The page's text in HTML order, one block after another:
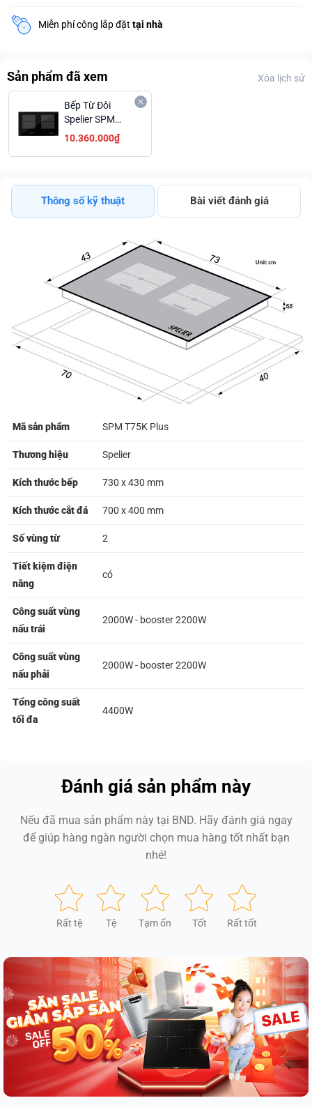
Miễn phí công lắp đặt tại nhà
Sản phẩm đã xem Xóa lịch sử
Bếp Từ Đôi
Spelier SPM
T75K Plus Công
Nghệ Dual Core
Góp 0%
10.360.000₫
Thông số kỹ thuật Bài viết đánh giá
Mã sản phẩm SPM T75K Plus
Thương hiệu Spelier
Kích thước bếp 730 x 430 mm
Kích thước cắt đá 700 x 400 mm
Số vùng từ 2
Tiết kiệm điện
năng
có
Công suất vùng
nấu trái
2000W - booster 2200W
Công suất vùng
nấu phải
2000W - booster 2200W
Tổng công suất
tối đa
4400W
Đánh giá sản phẩm này
Nếu đã mua sản phẩm này tại BND. Hãy đánh giá ngay
để giúp hàng ngàn người chọn mua hàng tốt nhất bạn
nhé!
Rất tệ Tệ Tạm ổn Tốt Rất tốt